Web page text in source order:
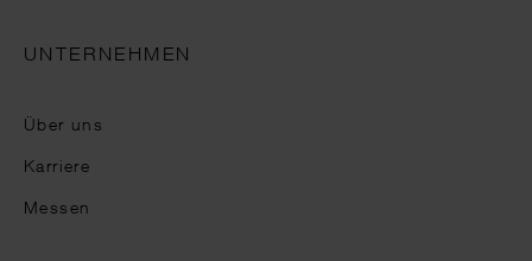
UNTERNEHMEN
Über uns
Karriere
Messen